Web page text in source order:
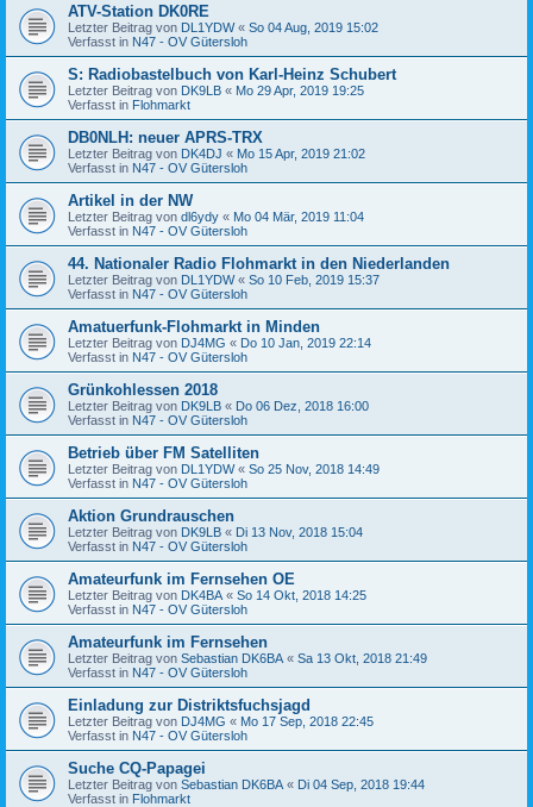
ATV-Station DK0RE
Letzter Beitrag von DL1YDW« So 04 Aug, 2019 15:02
Verfasst in N47 - OV Gütersloh
S: Radiobastelbuch von Karl-Heinz Schubert
Letzter Beitrag von DK9LB « Mo 29 Apr, 2019 19:25
Verfasst in Flohmarkt
DB0NLH: neuer APRS-TRX
Letzter Beitrag von DK4DJ « Mo 15 Apr, 2019 21:02
Verfasst in N47 - OV Gütersloh
Artikel in der NW
Letzter Beitrag von dl6ydy « Mo 04 Mär, 2019 11:04
Verfasst in N47 - OV Gütersloh
44. Nationaler Radio Flohmarkt in den Niederlanden
Letzter Beitrag von DL1YDW« So 10 Feb, 2019 15:37
Verfasst in N47 - OV Gütersloh
Amatuerfunk-Flohmarkt in Minden
Letzter Beitrag von DJ4MG « Do 10 Jan, 2019 22:14
Verfasst in N47 - OV Gütersloh
Grünkohlessen 2018
Letzter Beitrag von DK9LB « Do 06 Dez, 2018 16:00
Verfasst in N47 - OV Gütersloh
Betrieb über FM Satelliten
Letzter Beitrag von DL1YDW« So 25 Nov, 2018 14:49
Verfasst in N47 - OV Gütersloh
Aktion Grundrauschen
Letzter Beitrag von DK9LB « Di 13 Nov, 2018 15:04
Verfasst in N47 - OV Gütersloh
Amateurfunk im Fernsehen OE
Letzter Beitrag von DK4BA « So 14 Okt, 2018 14:25
Verfasst in N47 - OV Gütersloh
Amateurfunk im Fernsehen
Letzter Beitrag von Sebastian DK6BA « Sa 13 Okt, 2018 21:49
Verfasst in N47 - OV Gütersloh
Einladung zur Distriktsfuchsjagd
Letzter Beitrag von DJ4MG « Mo 17 Sep, 2018 22:45
Verfasst in N47 - OV Gütersloh
Suche CQ-Papagei
Letzter Beitrag von Sebastian DK6BA « Di 04 Sep, 2018 19:44
Verfasst in Flohmarkt